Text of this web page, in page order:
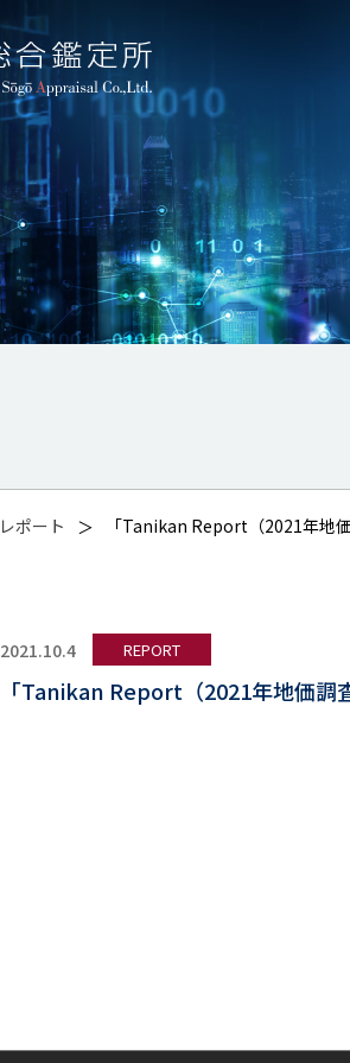
レポート ＞ 「Tanikan Report（2021年地
2021.10.4 REPORT
「Tanikan Report（2021年地価調